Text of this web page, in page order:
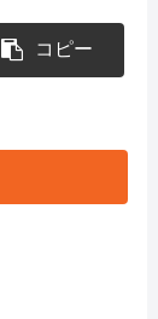
コピー